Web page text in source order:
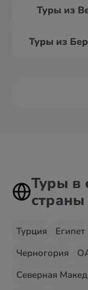
Туры из
Туры из
Туры в
страны
Турция Египет
Черногория
Северная